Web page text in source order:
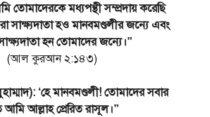
তোমাদেরকে মধ্যপন্থী সম্প্রদায় করেছি
সাক্ষ্যদাতা হও মানবমণ্ডলীর জন্যে এবং
হন তোমাদের জন্যে।”
(আল কুরআন ২:১৪৩)
‘হে মানবমণ্ডলী! তোমাদের সবার
আমি আল্লাহ প্রেরিত রাসূল।”